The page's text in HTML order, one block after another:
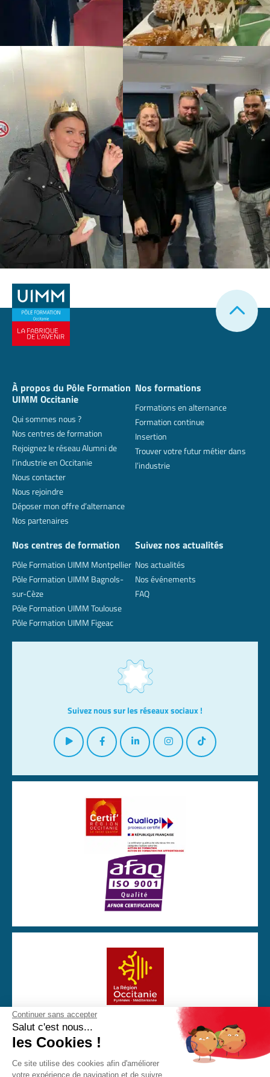
Continuer sans accepter
Salut c'est nous...
les Cookies !
Ce site utilise des cookies afin d'améliorer
votre expérience de navigation et de suivre
À propos du Pôle Formation
UIMM Occitanie
Qui sommes nous ?
Nos centres de formation
Rejoignez le réseau Alumni de
l’industrie en Occitanie
Nous contacter
Nous rejoindre
Déposer mon offre d’alternance
Nos partenaires
Nos formations
Formations en alternance
Formation continue
Insertion
Trouver votre futur métier dans
l’industrie
Nos centres de formation
Pôle Formation UIMM Montpellier
Pôle Formation UIMM Bagnols-
sur-Cèze
Pôle Formation UIMM Toulouse
Pôle Formation UIMM Figeac
Suivez nos actualités
Nos actualités
Nos événements
FAQ
Avec la participation financière de la Région Occitanie
Suivez nous sur les réseaux sociaux !